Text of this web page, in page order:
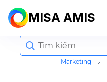
MISA AMIS
Marketing
Search
for: